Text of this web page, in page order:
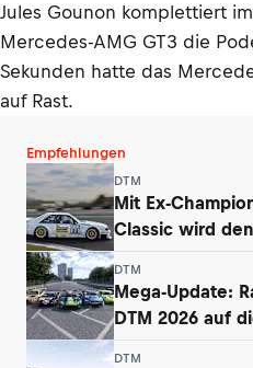
Jules Gounon komplettiert
Mercedes-AMG GT3 die
Sekunden hatte das
auf Rast.
Empfehlungen
DTM
Mit Ex-
Classic wird
DTM
Mega-Update:
DTM 2026 auf
DTM